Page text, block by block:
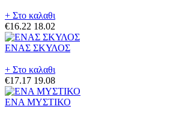
+ Στο καλαθι
€16.22 18.02
ΕΝΑΣ ΣΚΥΛΟΣ
+ Στο καλαθι
€17.17 19.08
ΕΝΑ ΜΥΣΤΙΚΟ